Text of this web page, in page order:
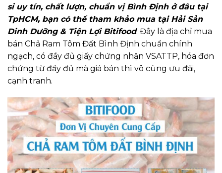
sỉ uy tín, chất lượn, chuẩn vị Bình Định ở đâu tại
TpHCM, bạn có thể tham khảo mua tại Hải Sản
Dinh Dưỡng & Tiện Lợi Bitifood. Đây là địa chỉ mua
bán Chả Ram Tôm Đất Bình Định chuẩn chính
ngạch, có đầy đủ giấy chứng nhận VSATTP, hóa đơn
chứng từ đầy đủ mà giá bán thì vô cùng ưu đãi,
cạnh tranh.